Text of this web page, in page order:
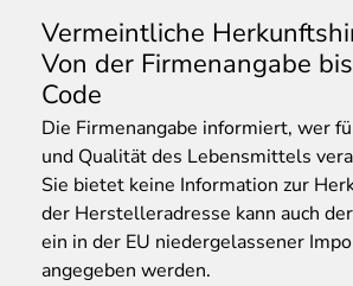
Vermeintliche
Von der Firmenangabe
Code
Die Firmenangabe informiert, wer
und Qualität des Lebensmittels
Sie bietet keine Information zur
der Herstelleradresse kann auch
ein in der EU niedergelassener
angegeben werden.